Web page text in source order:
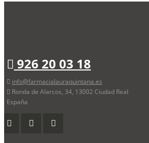
926 20 03 18
info@farmacialauraquintana.es
Ronda de Alarcos, 34, 13002 Ciudad Real
España